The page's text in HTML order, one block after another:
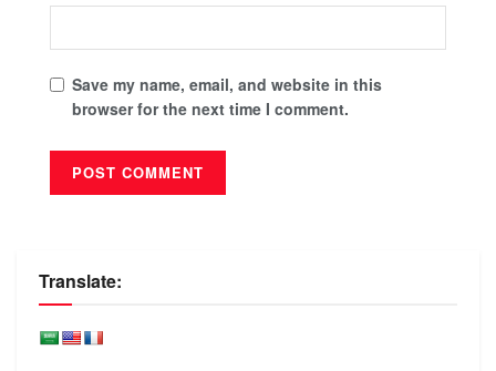
Save my name, email, and website in this
browser for the next time I comment.
Translate: